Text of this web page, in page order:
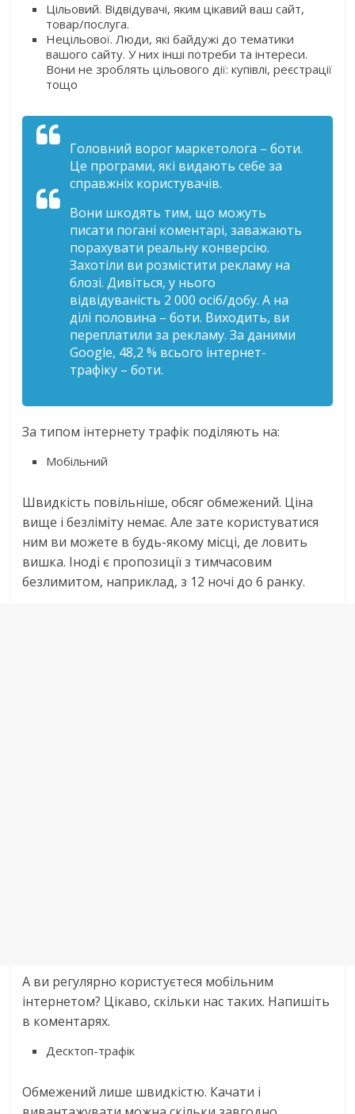
Цільовий. Відвідувачі, яким цікавий ваш сайт,
товар/послуга.
Нецільової. Люди, які байдужі до тематики
вашого сайту. У них інші потреби та інтереси.
Вони не зроблять цільового дії: купівлі, реєстрації
тощо
Головний ворог маркетолога – боти.
Це програми, які видають себе за
справжніх користувачів.
Вони шкодять тим, що можуть
писати погані коментарі, заважають
порахувати реальну конверсію.
Захотіли ви розмістити рекламу на
блозі. Дивіться, у нього
відвідуваність 2 000 осіб/добу. А на
ділі половина – боти. Виходить, ви
переплатили за рекламу. За даними
Google, 48,2 % всього інтернет-
трафіку – боти.
За типом інтернету трафік поділяють на:
Мобільний
Швидкість повільніше, обсяг обмежений. Ціна
вище і безліміту немає. Але зате користуватися
ним ви можете в будь-якому місці, де ловить
вишка. Іноді є пропозиції з тимчасовим
безлимитом, наприклад, з 12 ночі до 6 ранку.
А ви регулярно користуєтеся мобільним
інтернетом? Цікаво, скільки нас таких. Напишіть
в коментарях.
Десктоп-трафік
Обмежений лише швидкістю. Качати і